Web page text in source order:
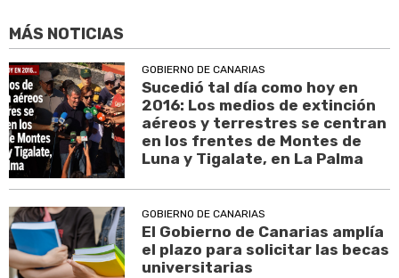
MÁS NOTICIAS
GOBIERNO DE CANARIAS
Sucedió tal día como hoy en
2016: Los medios de extinción
aéreos y terrestres se centran
en los frentes de Montes de
Luna y Tigalate, en La Palma
GOBIERNO DE CANARIAS
El Gobierno de Canarias amplía
el plazo para solicitar las becas
universitarias